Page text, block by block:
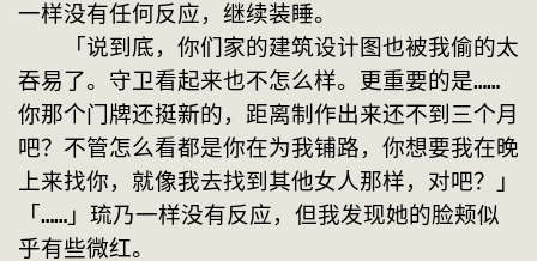
一样没有任何反应，继续装睡。
「说到底，你们家的建筑设计图也被我偷的太
吞易了。守卫看起来也不怎么样。更重要的是……
你那个门牌还挺新的，距离制作出来还不到三个月
吧？不管怎么看都是你在为我铺路，你想要我在晚
上来找你，就像我去找到其他女人那样，对吧？」
「……」琉乃一样没有反应，但我发现她的脸颊似
乎有些微红。